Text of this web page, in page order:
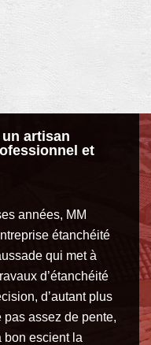
artisan
et
années, MM
étanchéité
qui met à
d’étanchéité
d’autant plus
pas assez de pente,
bon escient la